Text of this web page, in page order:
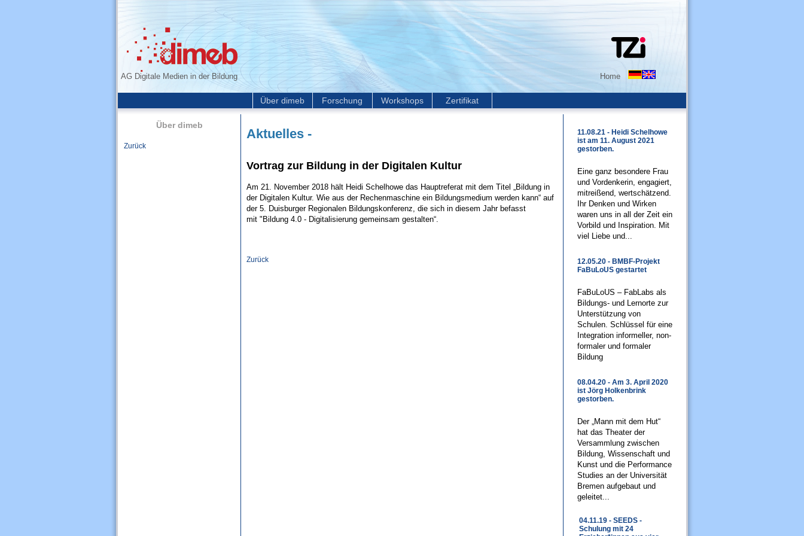
AG Digitale Medien in der Bildung Home
Über dimeb Forschung Workshops Zertifikat
Über dimeb
Zurück
Aktuelles -
Vortrag zur Bildung in der Digitalen Kultur
Am 21. November 2018 hält Heidi Schelhowe das Hauptreferat mit dem Titel „Bildung in
der Digitalen Kultur. Wie aus der Rechenmaschine ein Bildungsmedium werden kann“ auf
der 5. Duisburger Regionalen Bildungskonferenz, die sich in diesem Jahr befasst
mit "Bildung 4.0 - Digitalisierung gemeinsam gestalten“.
Zurück
11.08.21 - Heidi Schelhowe
ist am 11. August 2021
gestorben.
Eine ganz besondere Frau
und Vordenkerin, engagiert,
mitreißend, wertschätzend.
Ihr Denken und Wirken
waren uns in all der Zeit ein
Vorbild und Inspiration. Mit
viel Liebe und...
12.05.20 - BMBF-Projekt
FaBuLoUS gestartet
FaBuLoUS – FabLabs als
Bildungs- und Lernorte zur
Unterstützung von
Schulen. Schlüssel für eine
Integration informeller, non-
formaler und formaler
Bildung
08.04.20 - Am 3. April 2020
ist Jörg Holkenbrink
gestorben.
Der „Mann mit dem Hut“
hat das Theater der
Versammlung zwischen
Bildung, Wissenschaft und
Kunst und die Performance
Studies an der Universität
Bremen aufgebaut und
geleitet...
04.11.19 - SEEDS -
Schulung mit 24